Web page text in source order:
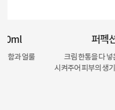
퍼펙션 마스
크림 한통을 다 넣은 듯한 마
시켜주어 피부의 생기와 활력을